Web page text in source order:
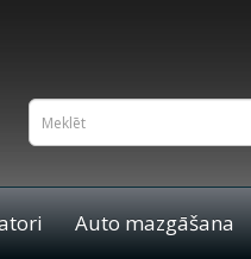
Auto mazgāšana